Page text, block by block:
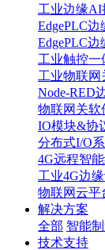
工业边缘AI
EdgePLC边
EdgePLC边
工业触控一
工业物联网
Node-RED
物联网关软
IO模块&协
分布式I/O
4G远程智
工业4G边
物联网云平
解决方案
全部 智能
技术支持